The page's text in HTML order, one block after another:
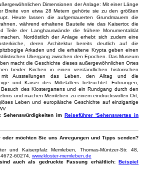
Dimensionen der Anlage: Mit einer Länge
Breite von etwa 28 Metern gehörte sie zu den größten
Heute lassen die aufgemauerten Grundmauern die
während erhaltene Bauteile wie das Kaisertor, die
Teile der Langhauswände die frühere Monumentalität
Nordöstlich der Anlage erhebt sich zudem eine
deren Architektur bereits deutlich auf die
Arkaden und die erhaltene Krypta geben einen
Übergang zwischen den Epochen. Das Museum
macht die Geschichte dieses außergewöhnlichen Ortes
beider Kirchen in einen verständlichen historischen
mit Ausstellungen das Leben, den Alltag und die
und Kaiser des Mittelalters beleuchtet. Führungen,
Besuch des Klostergartens und ein Rundgang durch den
und machen Memleben zu einem eindrucksvollen Ort,
Leben und europäische Geschichte auf einzigartige
Sehenswürdigkeiten im Reiseführer 'Sehenswertes in
oder möchten Sie uns Anregungen und Tipps senden?
und Kaiserpfalz Memleben, Thomas-Müntzer-Str. 48,
60274, www.kloster-memleben.de
sind auch als gedruckte Fassung erhältlich:Beispiel